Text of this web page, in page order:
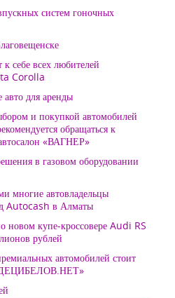
систем гоночных
себе всех любителей
Corolla
авто для аренды
и покупкой автомобилей
обращаться к
«ВАГНЕР»
в газовом оборудовании
многие автовладельцы
Autocash в Алматы
новом купе-кроссовере Audi RS
рублей
автомобилей стоит